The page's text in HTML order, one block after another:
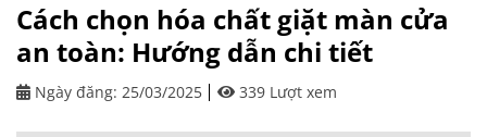
Cách chọn hóa chất giặt màn cửa
an toàn: Hướng dẫn chi tiết
Ngày đăng: 25/03/2025 339 Lượt xem